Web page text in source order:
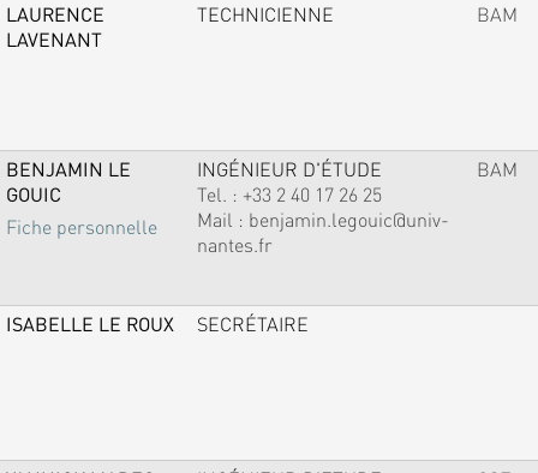
LAURENCE
LAVENANT
TECHNICIENNE BAM
BENJAMIN LE
GOUIC
Fiche personnelle
INGÉNIEUR D'ÉTUDE
Tel. : +33 2 40 17 26 25
Mail : benjamin.legouic@univ-
nantes.fr
BAM
ISABELLE LE ROUX SECRÉTAIRE